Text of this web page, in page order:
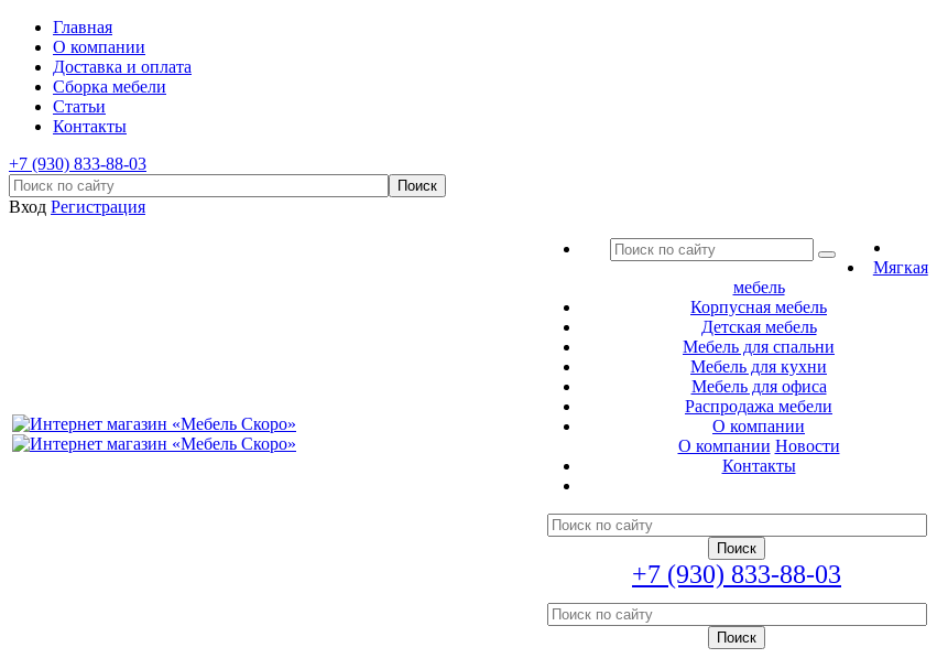
Главная
О компании
Доставка и оплата
Сборка мебели
Статьи
Контакты
+7 (930) 833-88-03
Вход Регистрация
Мягкая
мебель
Корпусная мебель
Детская мебель
Мебель для спальни
Мебель для кухни
Мебель для офиса
Распродажа мебели
О компании
О компании Новости
Контакты
+7 (930) 833-88-03